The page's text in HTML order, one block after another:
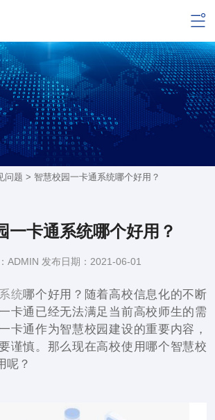
问题 > 智慧校园一卡通系统哪个好用？
一卡通系统哪个好用？
ADMIN 发布日期：2021-06-01
统哪个好用？随着高校信息化的不断
卡通已经无法满足当前高校师生的需
卡通作为智慧校园建设的重要内容，
谨慎。那么现在高校使用哪个智慧校
呢？